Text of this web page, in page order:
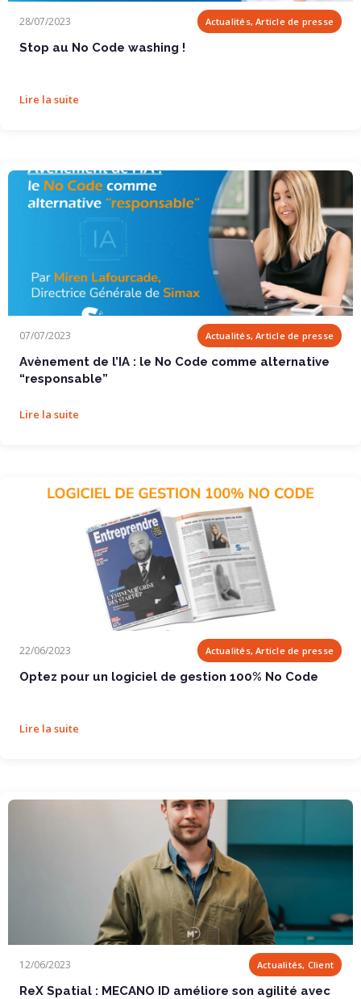
28/07/2023 Actualités, Article de presse
Stop au No Code washing !
Lire la suite
07/07/2023 Actualités, Article de presse
Avènement de l’IA : le No Code comme alternative
“responsable”
Lire la suite
Optez pour un logiciel de gestion 100% No Code
22/06/2023 Actualités, Article de presse
Optez pour un logiciel de gestion 100% No Code
Lire la suite
12/06/2023 Actualités, Client
ReX Spatial : MECANO ID améliore son agilité avec